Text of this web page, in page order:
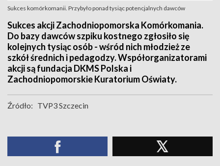
Sukces komórkomanii. Przybyło ponad tysiąc potencjalnych dawców
Sukces akcji Zachodniopomorska Komórkomania.
Do bazy dawców szpiku kostnego zgłosiło się
kolejnych tysiąc osób - wśród nich młodzież ze
szkół średnich i pedagodzy. Współorganizatorami
akcji są fundacja DKMS Polska i
Zachodniopomorskie Kuratorium Oświaty.
Źródło: TVP3 Szczecin